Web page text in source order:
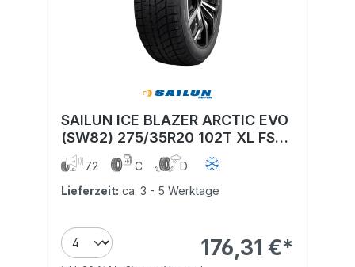
SAILUN ICE BLAZER ARCTIC EVO
(SW82) 275/35R20 102T XL FSL
BSW
72 C
D
Lieferzeit: ca. 3 - 5 Werktage
176,31 €*